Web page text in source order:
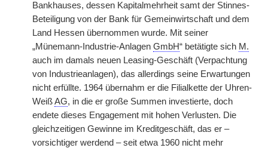
Bankhauses, dessen Kapitalmehrheit samt der Stinnes-
Beteiligung von der Bank für Gemeinwirtschaft und dem
Land Hessen übernommen wurde. Mit seiner
„Münemann-Industrie-Anlagen GmbH“ betätigte sich M.
auch im damals neuen Leasing-Geschäft (Verpachtung
von Industrieanlagen), das allerdings seine Erwartungen
nicht erfüllte. 1964 übernahm er die Filialkette der Uhren-
WeißAG, in die er große Summen investierte, doch
endete dieses Engagement mit hohen Verlusten. Die
gleichzeitigen Gewinne im Kreditgeschäft, das er –
vorsichtiger werdend – seit etwa 1960 nicht mehr